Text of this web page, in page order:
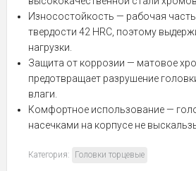
Износостойкость — рабочая часть
твердости 42 HRC, поэтому
нагрузки.
Защита от коррозии — матовое
предотвращает разрушение
влаги.
Комфортное использование —
насечками на корпусе не
Категория: Головки торцевые